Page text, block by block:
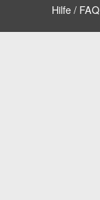
Hilfe / FAQ